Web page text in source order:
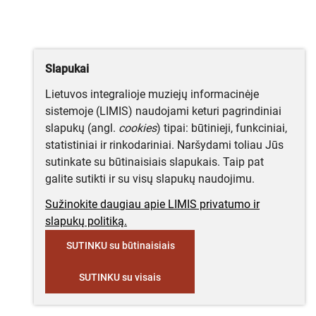
Slapukai
Lietuvos integralioje muziejų informacinėje
sistemoje (LIMIS) naudojami keturi pagrindiniai
slapukų (angl. cookies) tipai: būtinieji, funkciniai,
statistiniai ir rinkodariniai. Naršydami toliau Jūs
sutinkate su būtinaisiais slapukais. Taip pat
galite sutikti ir su visų slapukų naudojimu.
Sužinokite daugiau apie LIMIS privatumo ir
slapukų politiką.
SUTINKU su būtinaisiais
SUTINKU su visais